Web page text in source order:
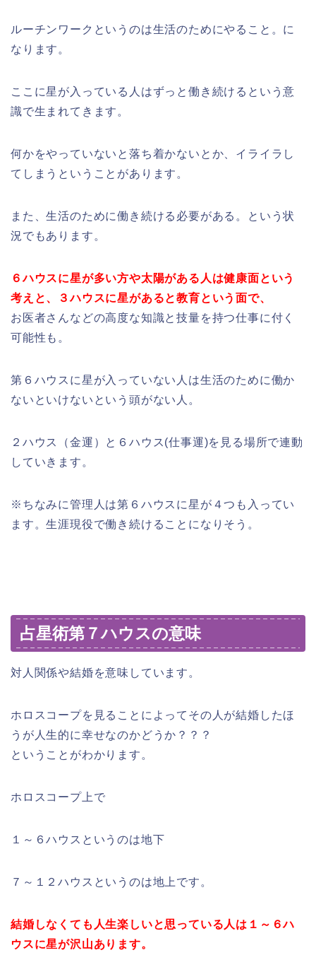
ルーチンワークというのは生活のためにやること。に
なります。
ここに星が入っている人はずっと働き続けるという意
識で生まれてきます。
何かをやっていないと落ち着かないとか、イライラし
てしまうということがあります。
また、生活のために働き続ける必要がある。という状
況でもあります。
６ハウスに星が多い方や太陽がある人は健康面という
考えと、３ハウスに星があると教育という面で、
お医者さんなどの高度な知識と技量を持つ仕事に付く
可能性も。
第６ハウスに星が入っていない人は生活のために働か
ないといけないという頭がない人。
２ハウス（金運）と６ハウス(仕事運)を見る場所で連動
していきます。
※ちなみに管理人は第６ハウスに星が４つも入ってい
ます。生涯現役で働き続けることになりそう。
占星術第７ハウスの意味
対人関係や結婚を意味しています。
ホロスコープを見ることによってその人が結婚したほ
うが人生的に幸せなのかどうか？？？
ということがわかります。
ホロスコープ上で
１～６ハウスというのは地下
７～１２ハウスというのは地上です。
結婚しなくても人生楽しいと思っている人は１～６ハ
ウスに星が沢山あります。